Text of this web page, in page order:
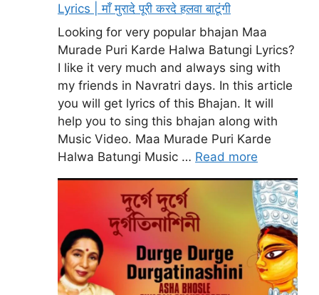
Lyrics | माँ मुरादे पूरी करदे हलवा बाटूंगी
Looking for very popular bhajan Maa
Murade Puri Karde Halwa Batungi Lyrics?
I like it very much and always sing with
my friends in Navratri days. In this article
you will get lyrics of this Bhajan. It will
help you to sing this bhajan along with
Music Video. Maa Murade Puri Karde
Halwa Batungi Music … Read more